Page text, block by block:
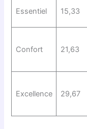
Essentiel 15,33
Confort 21,63
Excellence 29,67